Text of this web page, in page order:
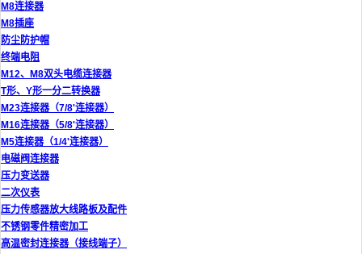
M8连接器
M8插座
防尘防护帽
终端电阻
M12、M8双头电缆连接器
T形、Y形一分二转换器
M23连接器（7/8'连接器）
M16连接器（5/8'连接器）
M5连接器（1/4'连接器）
电磁阀连接器
压力变送器
二次仪表
压力传感器放大线路板及配件
不锈钢零件精密加工
高温密封连接器（接线端子）